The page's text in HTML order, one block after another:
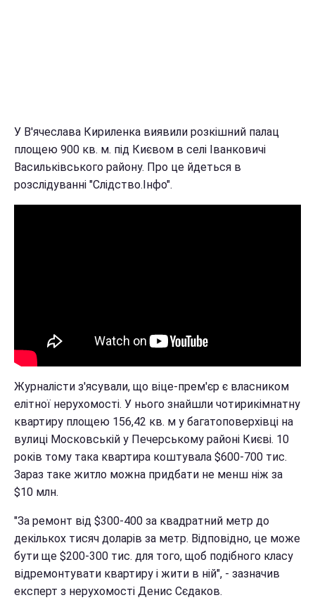
У В'ячеслава Кириленка виявили розкішний палац
площею 900 кв. м. під Києвом в селі Іванковичі
Васильківського району. Про це йдеться в
розслідуванні "Слідство.Інфо".
Журналісти з'ясували, що віце-прем'єр є власником
елітної нерухомості. У нього знайшли чотирикімнатну
квартиру площею 156,42 кв. м у багатоповерхівці на
вулиці Московській у Печерському районі Києві. 10
років тому така квартира коштувала $600-700 тис.
Зараз таке житло можна придбати не менш ніж за
$10 млн.
"За ремонт від $300-400 за квадратний метр до
декількох тисяч доларів за метр. Відповідно, це може
бути ще $200-300 тис. для того, щоб подібного класу
відремонтувати квартиру і жити в ній", - зазначив
експерт з нерухомості Денис Сєдаков.